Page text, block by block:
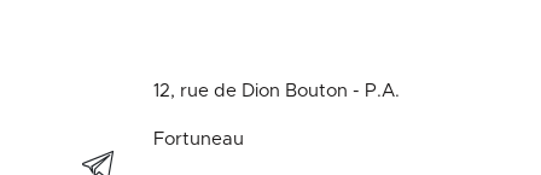
12, rue de Dion Bouton - P.A.
Fortuneau